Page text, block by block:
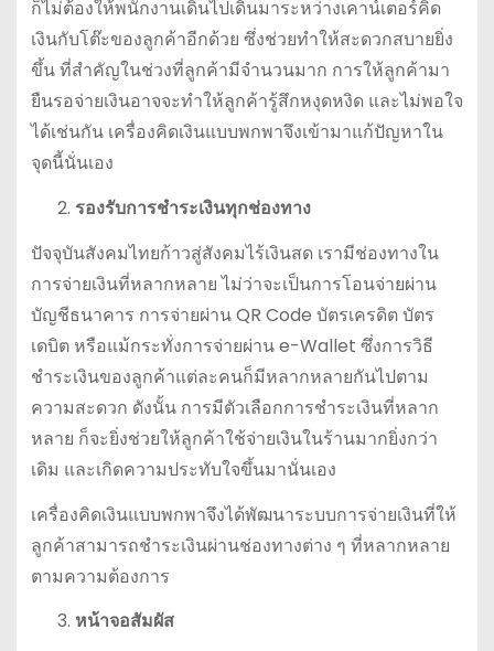
ก็ไม่ต้องให้พนักงานเดินไปเดินมาระหว่างเคาน์เตอร์คิด
เงินกับโต๊ะของลูกค้าอีกด้วย ซึ่งช่วยทำให้สะดวกสบายยิ่ง
ขึ้น ที่สำคัญในช่วงที่ลูกค้ามีจำนวนมาก การให้ลูกค้ามา
ยืนรอจ่ายเงินอาจจะทำให้ลูกค้ารู้สึกหงุดหงิด และไม่พอใจ
ได้เช่นกัน เครื่องคิดเงินแบบพกพาจึงเข้ามาแก้ปัญหาใน
จุดนี้นั่นเอง
รองรับการชำระเงินทุกช่องทาง
ปัจจุบันสังคมไทยก้าวสู่สังคมไร้เงินสด เรามีช่องทางใน
การจ่ายเงินที่หลากหลาย ไม่ว่าจะเป็นการโอนจ่ายผ่าน
บัญชีธนาคาร การจ่ายผ่าน QR Code บัตรเครดิต บัตร
เดบิต หรือแม้กระทั่งการจ่ายผ่าน e-Wallet ซึ่งการวิธี
ชำระเงินของลูกค้าแต่ละคนก็มีหลากหลายกันไปตาม
ความสะดวก ดังนั้น การมีตัวเลือกการชำระเงินที่หลาก
หลาย ก็จะยิ่งช่วยให้ลูกค้าใช้จ่ายเงินในร้านมากยิ่งกว่า
เดิม และเกิดความประทับใจขึ้นมานั่นเอง
เครื่องคิดเงินแบบพกพาจึงได้พัฒนาระบบการจ่ายเงินที่ให้
ลูกค้าสามารถชำระเงินผ่านช่องทางต่าง ๆ ที่หลากหลาย
ตามความต้องการ
หน้าจอสัมผัส